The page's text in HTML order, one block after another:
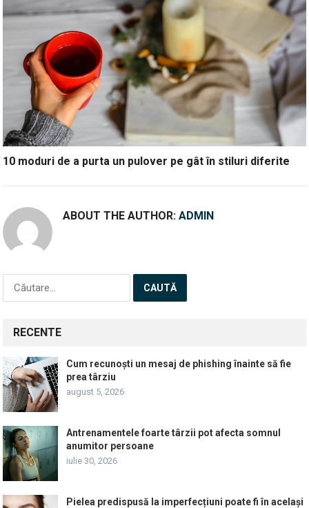
10 moduri de a purta un pulover pe gât în stiluri diferite
ABOUT THE AUTHOR:ADMIN
Caută
după:
RECENTE
Cum recunoști un mesaj de phishing înainte să fie
prea târziu
august 5, 2026
Antrenamentele foarte târzii pot afecta somnul
anumitor persoane
iulie 30, 2026
Pielea predispusă la imperfecțiuni poate fi în același